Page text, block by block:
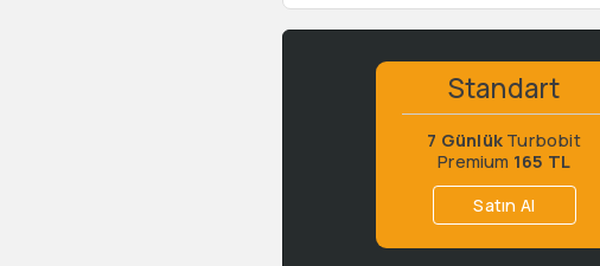
Standart
7 Günlük Turbobit
Premium 165 TL
Satın Al